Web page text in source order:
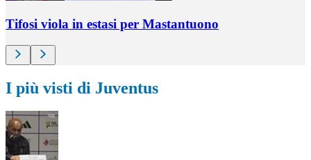
Tifosi viola in estasi per Mastantuono
I più visti di Juventus